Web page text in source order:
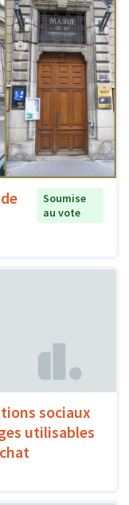
Soumise
au vote
sociaux
utilisables